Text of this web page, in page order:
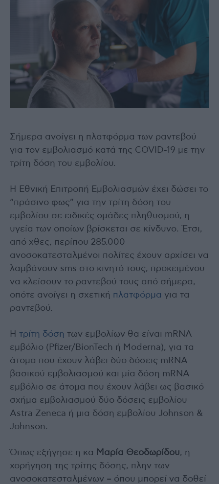
Σήμερα ανοίγει η πλατφόρμα των ραντεβού
για τον εμβολιασμό κατά της COVID-19 με την
τρίτη δόση του εμβολίου.
Η Εθνική Επιτροπή Εμβολιασμών έχει δώσει το
“πράσινο φως” για την τρίτη δόση του
εμβολίου σε ειδικές ομάδες πληθυσμού, η
υγεία των οποίων βρίσκεται σε κίνδυνο. Έτσι,
από χθες, περίπου 285.000
ανοσοκατεσταλμένοι πολίτες έχουν αρχίσει να
λαμβάνουν sms στο κινητό τους, προκειμένου
να κλείσουν το ραντεβού τους από σήμερα,
οπότε ανοίγει η σχετική πλατφόρμα για τα
ραντεβού.
Η τρίτη δόση των εμβολίων θα είναι mRNA
εμβόλιο (Pfizer/BionTech ή Μoderna), για τα
άτομα που έχουν λάβει δύο δόσεις mRNA
βασικού εμβολιασμού και μία δόση mRNA
εμβόλιο σε άτομα που έχουν λάβει ως βασικό
σχήμα εμβολιασμού δύο δόσεις εμβολίου
Astra Zeneca ή μια δόση εμβολίου Johnson &
Johnson.
Όπως εξήγησε η κα Μαρία Θεοδωρίδου, η
χορήγηση της τρίτης δόσης, πλην των
ανοσοκατεσταλμένων – όπου μπορεί να δοθεί